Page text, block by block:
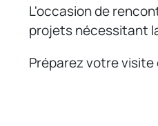
L'occasion de
projets nécessitant
Préparez votre